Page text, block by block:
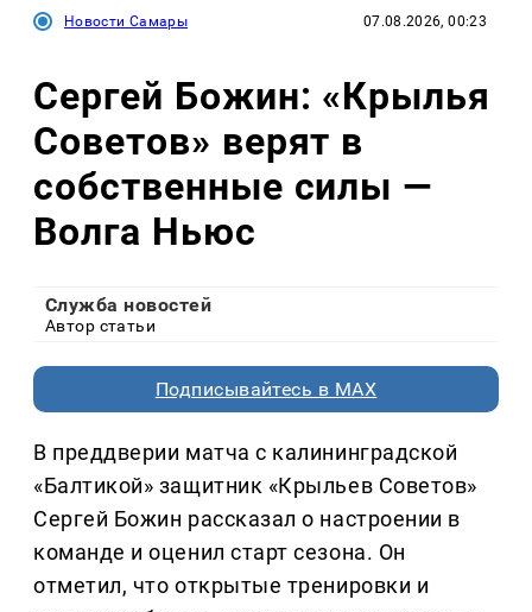
Новости Самары 07.08.2026, 00:23
Сергей Божин: «Крылья
Советов» верят в
собственные силы —
Волга Ньюс
Служба новостей
Автор статьи
Подписывайтесь в MAX
В преддверии матча с калининградской
«Балтикой» защитник «Крыльев Советов»
Сергей Божин рассказал о настроении в
команде и оценил старт сезона. Он
отметил, что открытые тренировки и